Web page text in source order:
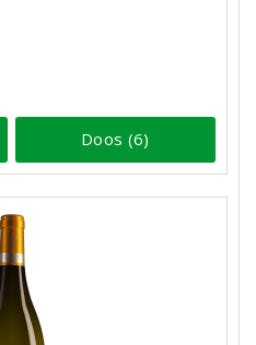
Doos (6)